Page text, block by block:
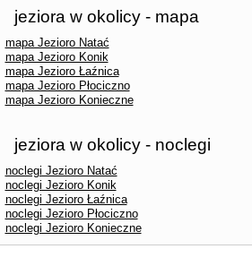
jeziora w okolicy - mapa
mapa Jezioro Natać
mapa Jezioro Konik
mapa Jezioro Łaźnica
mapa Jezioro Płociczno
mapa Jezioro Konieczne
jeziora w okolicy - noclegi
noclegi Jezioro Natać
noclegi Jezioro Konik
noclegi Jezioro Łaźnica
noclegi Jezioro Płociczno
noclegi Jezioro Konieczne